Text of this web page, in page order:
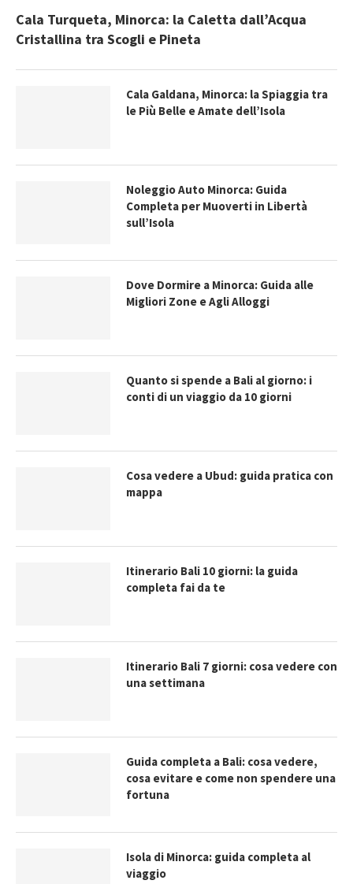
Cala Turqueta, Minorca: la Caletta dall’Acqua
Cristallina tra Scogli e Pineta
Cala Galdana, Minorca: la Spiaggia tra
le Più Belle e Amate dell’Isola
Noleggio Auto Minorca: Guida
Completa per Muoverti in Libertà
sull’Isola
Dove Dormire a Minorca: Guida alle
Migliori Zone e Agli Alloggi
Quanto si spende a Bali al giorno: i
conti di un viaggio da 10 giorni
Cosa vedere a Ubud: guida pratica con
mappa
Itinerario Bali 10 giorni: la guida
completa fai da te
Itinerario Bali 7 giorni: cosa vedere con
una settimana
Guida completa a Bali: cosa vedere,
cosa evitare e come non spendere una
fortuna
Isola di Minorca: guida completa al
viaggio